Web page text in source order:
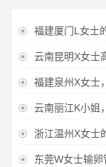
 福建厦门L女士
 云南昆明X女士
 福建泉州X女士
 云南丽江K小姐
 浙江温州X女士
 东莞W女士输